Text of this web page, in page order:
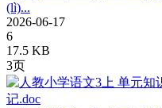
(lì)...
2026-06-17
6
17.5 KB
3页